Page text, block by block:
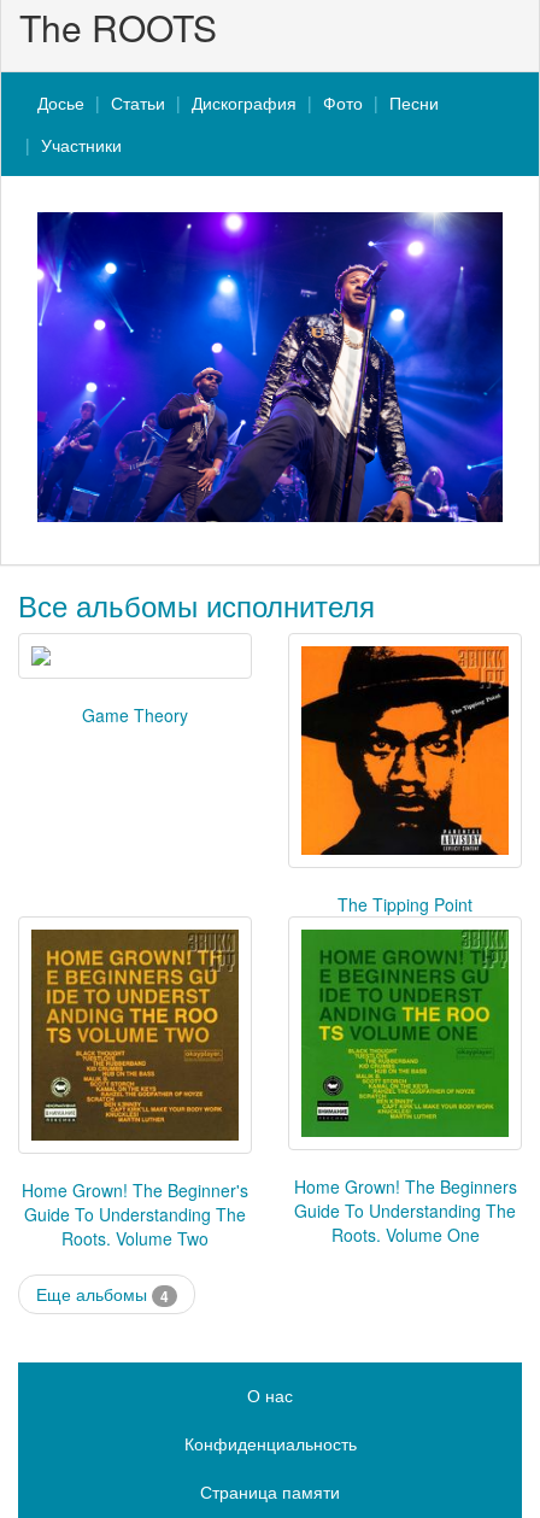
The ROOTS
Досье Статьи Дискография Фото
Песни
Участники
Все альбомы исполнителя
Game Theory
The Tipping Point
Home Grown! The Beginner's
Guide To Understanding The
Roots. Volume Two
Home Grown! The Beginners
Guide To Understanding The
Roots. Volume One
Еще альбомы 4
О нас
Конфиденциальность
Страница памяти